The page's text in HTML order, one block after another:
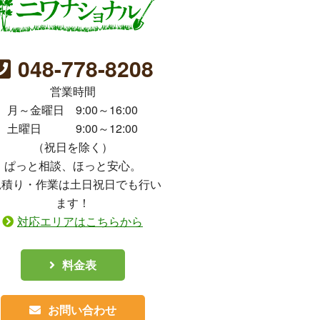
048-778-8208
営業時間
月～金曜日 9:00～16:00
土曜日 9:00～12:00
（祝日を除く）
ぱっと相談、ほっと安心。
り・作業は土日祝日でも行い
ます！
対応エリアはこちらから
料金表
お問い合わせ